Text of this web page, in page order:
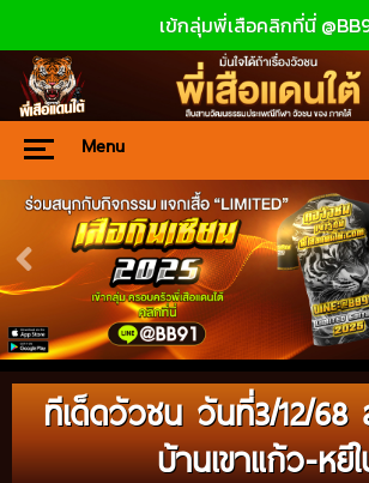
เข้กลุ่มพี่เสือคลิกที่นี่
Menu
ทีเด็ดวัวชน วันที่3/12/68
บ้านเขาแก้ว-หยี